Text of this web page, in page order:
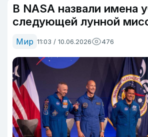
В NASA назвали имена
следующей лунной
Мир 11:03 / 10.06.2026 476